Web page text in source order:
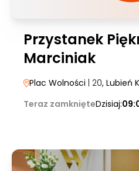
Przystanek
Marciniak
Plac Wolności | 20, Lubień
Teraz zamknięteDzisiaj: